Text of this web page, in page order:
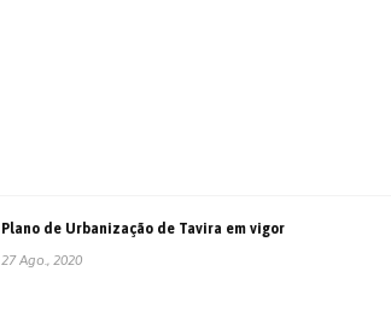
Plano de Urbanização de Tavira em vigor
27 Ago., 2020